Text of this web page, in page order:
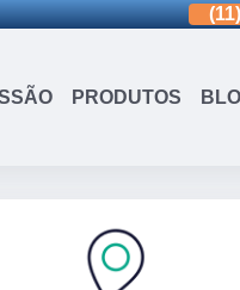
3963-0036 (11)
PRODUTOS